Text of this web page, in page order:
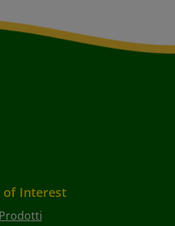
of Interest
Prodotti